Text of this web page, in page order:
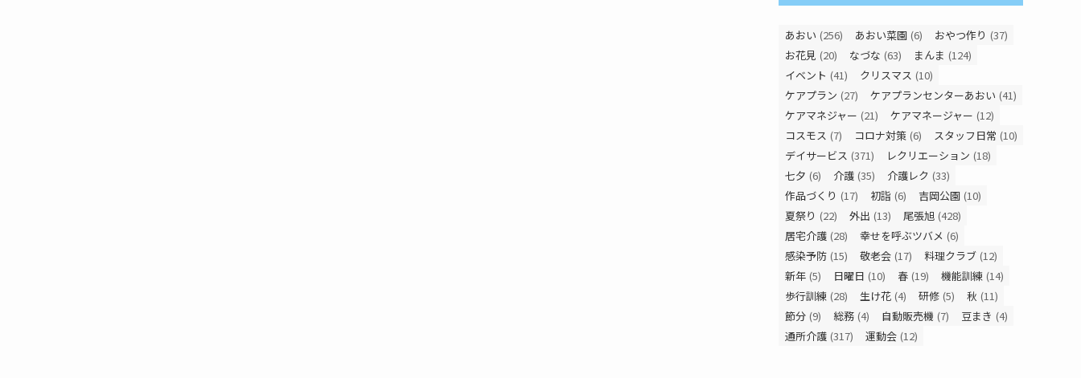
あおい (256) あおい菜園 (6) おやつ作り (37)
お花見 (20) なづな (63) まんま (124)
イベント (41) クリスマス (10)
ケアプラン (27) ケアプランセンターあおい (41)
ケアマネジャー (21) ケアマネージャー (12)
コスモス (7) コロナ対策 (6) スタッフ日常 (10)
デイサービス (371) レクリエーション (18)
七夕 (6) 介護 (35) 介護レク (33)
作品づくり (17) 初詣 (6) 吉岡公園 (10)
夏祭り (22) 外出 (13) 尾張旭 (428)
居宅介護 (28) 幸せを呼ぶツバメ (6)
感染予防 (15) 敬老会 (17) 料理クラブ (12)
新年 (5) 日曜日 (10) 春 (19) 機能訓練 (14)
歩行訓練 (28) 生け花 (4) 研修 (5) 秋 (11)
節分 (9) 総務 (4) 自動販売機 (7) 豆まき (4)
通所介護 (317) 運動会 (12)